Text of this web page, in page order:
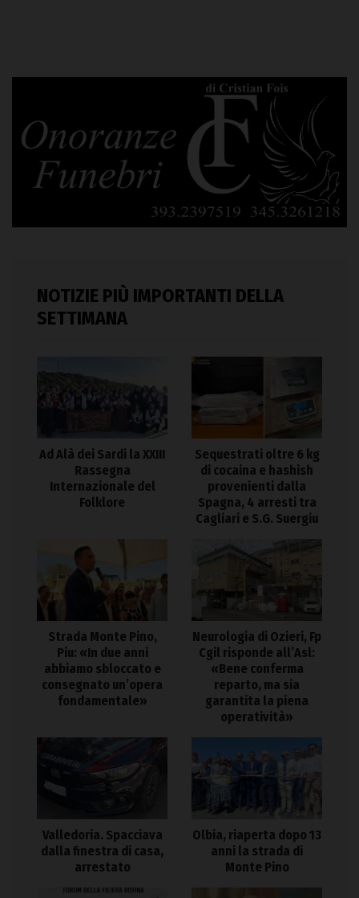
NOTIZIE PIÙ IMPORTANTI DELLA
SETTIMANA
Ad Alà dei Sardi la XXIII
Rassegna
Internazionale del
Folklore
Sequestrati oltre 6 kg
di cocaina e hashish
provenienti dalla
Spagna, 4 arresti tra
Cagliari e S.G. Suergiu
Strada Monte Pino,
Piu: «In due anni
abbiamo sbloccato e
consegnato un’opera
fondamentale»
Neurologia di Ozieri, Fp
Cgil risponde all’Asl:
«Bene conferma
reparto, ma sia
garantita la piena
operatività»
Valledoria. Spacciava
dalla finestra di casa,
arrestato
Olbia, riaperta dopo 13
anni la strada di
Monte Pino